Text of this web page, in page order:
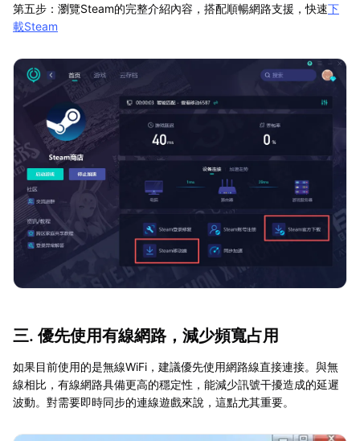
第五步：瀏覽Steam的完整介紹內容，搭配順暢網路支援，快速下
載Steam
三. 優先使用有線網路，減少頻寬占用
如果目前使用的是無線WiFi，建議優先使用網路線直接連接。與無
線相比，有線網路具備更高的穩定性，能減少訊號干擾造成的延遲
波動。對需要即時同步的連線遊戲來說，這點尤其重要。